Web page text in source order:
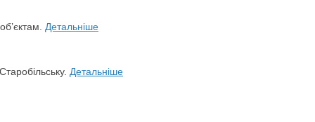
Детальніше
Детальніше